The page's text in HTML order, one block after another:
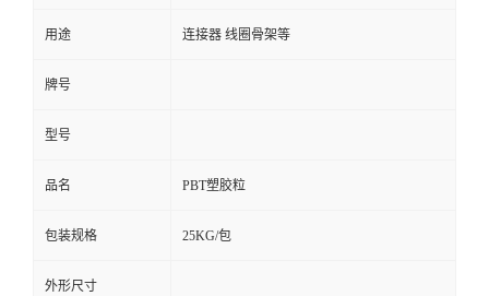
用途 连接器 线圈骨架等
牌号
型号
品名 PBT塑胶粒
包装规格 25KG/包
外形尺寸